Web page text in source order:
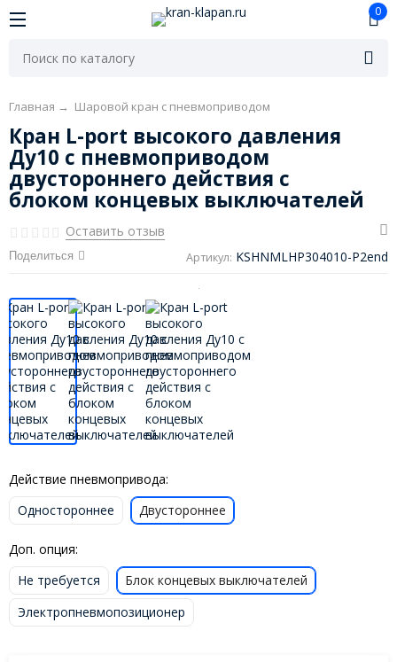
0
Главная → Шаровой кран с пневмоприводом
Кран L-port высокого давления
Ду10 с пневмоприводом
двустороннего действия с
блоком концевых выключателей
Оставить отзыв
Поделиться Артикул: KSHNMLHP304010-P2end
Действие пневмопривода:
Одностороннее
Двустороннее
Доп. опция:
Не требуется
Блок концевых выключателей
Электропневмопозиционер